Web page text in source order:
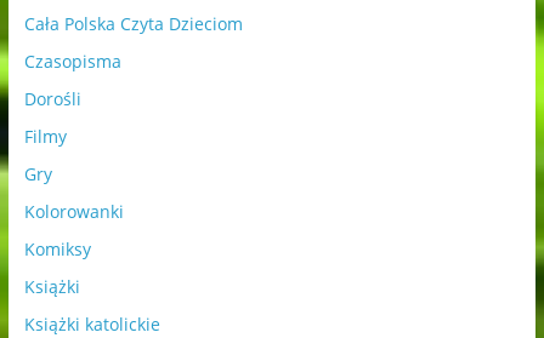
Cała Polska Czyta Dzieciom
Czasopisma
Dorośli
Filmy
Gry
Kolorowanki
Komiksy
Książki
Książki katolickie